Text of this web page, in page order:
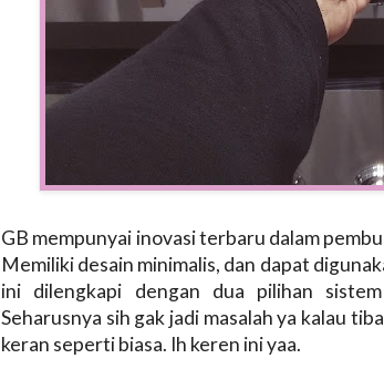
GB mempunyai inovasi terbaru dalam
Memiliki desain minimalis, dan dapat
ini dilengkapi dengan dua pilihan
Seharusnya sih gak jadi masalah ya kalau
keran seperti biasa. Ih keren ini yaa.